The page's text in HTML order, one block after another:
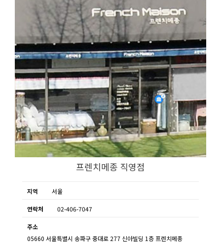
프렌치메종 직영점
지역 서울
연락처 02-406-7047
주소
05660 서울특별시 송파구 중대로 277 신아빌딩 1층 프렌치메종